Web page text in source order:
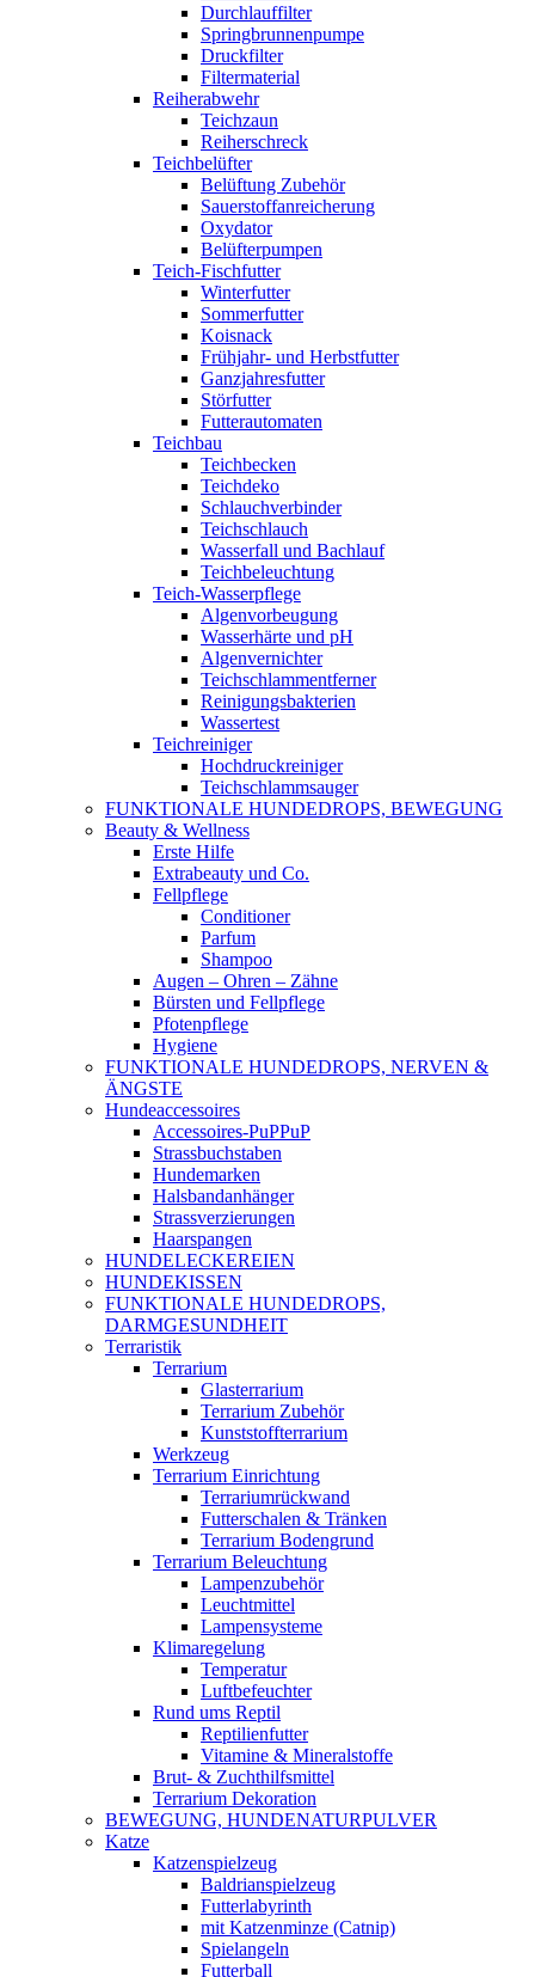
Durchlauffilter
Springbrunnenpumpe
Druckfilter
Filtermaterial
Reiherabwehr
Teichzaun
Reiherschreck
Teichbelüfter
Belüftung Zubehör
Sauerstoffanreicherung
Oxydator
Belüfterpumpen
Teich-Fischfutter
Winterfutter
Sommerfutter
Koisnack
Frühjahr- und Herbstfutter
Ganzjahresfutter
Störfutter
Futterautomaten
Teichbau
Teichbecken
Teichdeko
Schlauchverbinder
Teichschlauch
Wasserfall und Bachlauf
Teichbeleuchtung
Teich-Wasserpflege
Algenvorbeugung
Wasserhärte und pH
Algenvernichter
Teichschlammentferner
Reinigungsbakterien
Wassertest
Teichreiniger
Hochdruckreiniger
Teichschlammsauger
FUNKTIONALE HUNDEDROPS, BEWEGUNG
Beauty & Wellness
Erste Hilfe
Extrabeauty und Co.
Fellpflege
Conditioner
Parfum
Shampoo
Augen – Ohren – Zähne
Bürsten und Fellpflege
Pfotenpflege
Hygiene
FUNKTIONALE HUNDEDROPS, NERVEN &
ÄNGSTE
Hundeaccessoires
Accessoires-PuPPuP
Strassbuchstaben
Hundemarken
Halsbandanhänger
Strassverzierungen
Haarspangen
HUNDELECKEREIEN
HUNDEKISSEN
FUNKTIONALE HUNDEDROPS,
DARMGESUNDHEIT
Terraristik
Terrarium
Glasterrarium
Terrarium Zubehör
Kunststoffterrarium
Werkzeug
Terrarium Einrichtung
Terrariumrückwand
Futterschalen & Tränken
Terrarium Bodengrund
Terrarium Beleuchtung
Lampenzubehör
Leuchtmittel
Lampensysteme
Klimaregelung
Temperatur
Luftbefeuchter
Rund ums Reptil
Reptilienfutter
Vitamine & Mineralstoffe
Brut- & Zuchthilfsmittel
Terrarium Dekoration
BEWEGUNG, HUNDENATURPULVER
Katze
Katzenspielzeug
Baldrianspielzeug
Futterlabyrinth
mit Katzenminze (Catnip)
Spielangeln
Futterball